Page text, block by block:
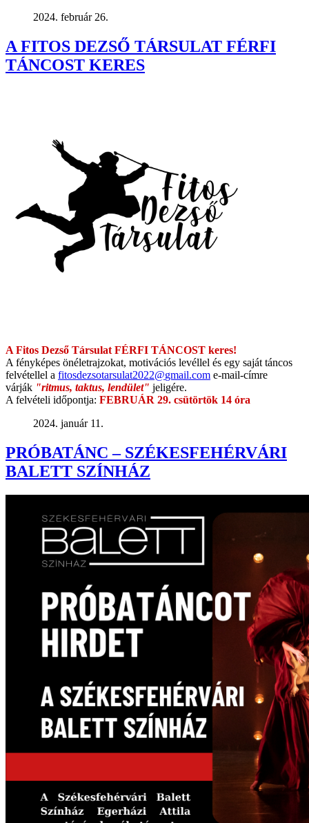
2024. február 26.
A FITOS DEZSŐ TÁRSULAT FÉRFI
TÁNCOST KERES
A Fitos Dezső Társulat FÉRFI TÁNCOST keres!
A fényképes önéletrajzokat, motivációs levéllel és egy saját táncos
felvétellel a fitosdezsotarsulat2022@gmail.com e-mail-címre
várják "ritmus, taktus, lendület" jeligére.
A felvételi időpontja: FEBRUÁR 29. csütörtök 14 óra
2024. január 11.
PRÓBATÁNC – SZÉKESFEHÉRVÁRI
BALETT SZÍNHÁZ